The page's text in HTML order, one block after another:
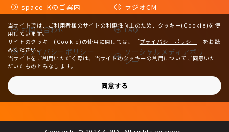
space-Kのご案内 ラジオCM
お問い合わせ FAQ
プライバシーポリシー
ソーシャルメディアポリ
シー
当サイトでは、ご利用者様のサイトの利便性向上のため、クッキー(Cookie)を使
用しています。
サイトのクッキー(Cookie)の使用に関しては、
「プライバシーポリシー 」をお読
みください。
当サイトをご利用いただく際は、当サイトのクッキーの利用についてご同意いた
だいたものとみなします。
同意する